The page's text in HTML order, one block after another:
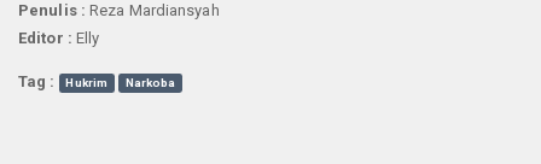
Penulis : Reza Mardiansyah
Editor : Elly
Tag : Hukrim Narkoba